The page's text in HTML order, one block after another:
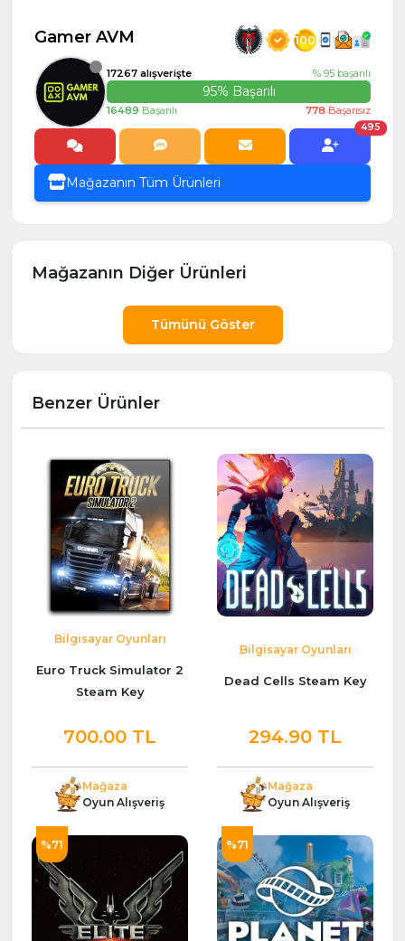
Gamer AVM 100
17267 alışverişte % 95 başarılı
95% Başarılı
16489 Başarılı 778 Başarısız
495
Mağazanın Tüm Ürünleri
Mağazanın Diğer Ürünleri
Tümünü Göster
Benzer Ürünler
Bilgisayar Oyunları
Euro Truck Simulator 2
Steam Key
700.00 TL
Mağaza
Oyun Alışveriş
Bilgisayar Oyunları
Dead Cells Steam Key
294.90 TL
Mağaza
Oyun Alışveriş
%71 %71